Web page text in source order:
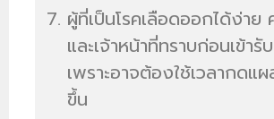
ผู้ที่เป็นโรคเลือดออกได้ง่า
และเจ้าหน้าที่ทราบก่อนเข้า
เพราะอาจต้องใช้เวลากดแ
ขึ้น